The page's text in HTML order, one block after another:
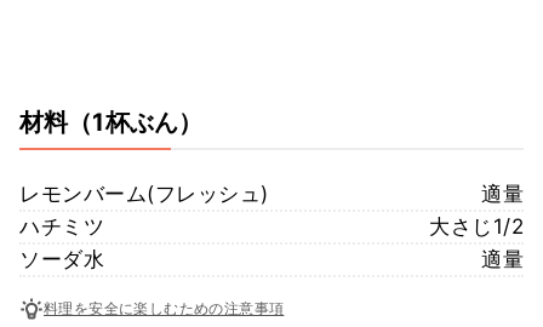
材料（1杯ぶん）
レモンバーム(フレッシュ)
適量
ハチミツ
大さじ1/2
ソーダ水
適量
料理を安全に楽しむための注意事項